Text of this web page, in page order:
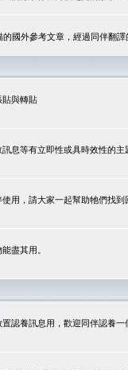
國外參考文章，經過同伴翻譯
貼與轉貼
息等有立即性或具時效性的主
用，請大家一起幫助牠們找到
盡其用。
認養訊息用，歡迎同伴認養